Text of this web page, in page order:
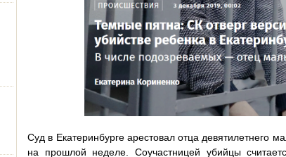
Суд в Екатеринбурге арестовал отца девятилетнего
на прошлой неделе. Соучастницей убийцы